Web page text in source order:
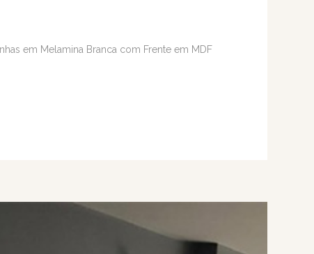
em Melamina Branca com Frente em MDF